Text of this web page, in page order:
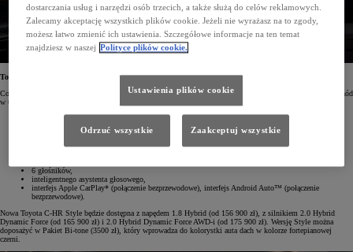
Toyota C-HR Comfort od 139 900 zł
Comfort, czyli podstawowa wersja Toyoty C-HR, będzie dostępna wyłącznie z napędem 1.8 Hybrid. Samochód
w tej odmianie będzie kosztował od 139 900 zł. W standardzie będzie miał m.in.:
światła do jazdy dziennej w technologii LED,
tylne lampy w technologii LED,
kamerę cofania ze statycznymi liniami pomocniczymi,
6 głośników,
inteligentnego asystenta głosowego,
interfejs Apple CarPlay* (połączenie bezprzewodowe), interfejs Android Auto™ (połączenie
bezprzewodowe).
Nowa Toyota C-HR Style będzie dostępna z napędem 1.8 Hybrid (od 156 900 zł), z silnikiem 2.0 Hybrid
Dynamic Force (od 165 900 zł) i 2.0 Hybrid Dynamic Force AWD-i (od 175 900 zł). Wersję Style można
doposażyć w Pakiet Bi-tone (3500 zł), który wprowadza do kolorystki auta dach w kolorze fortepianowej
czerni.
dostarczania usług i narzędzi osób trzecich, a także służą do celów reklamowych.
Zalecamy akceptację wszystkich plików cookie. Jeżeli nie wyrażasz na to zgody,
możesz łatwo zmienić ich ustawienia. Szczegółowe informacje na ten temat
znajdziesz w naszej Polityce plików cookie.
Ustawienia plików cookie
Odrzuć wszystkie Zaakceptuj wszystkie